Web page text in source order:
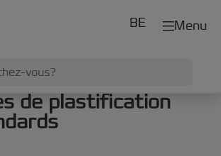
Menu
BE
de plastification